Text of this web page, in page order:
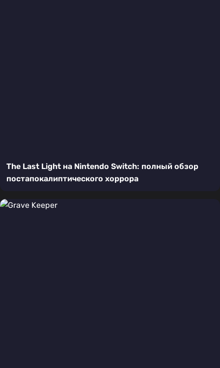
The Last Light на Nintendo Switch: полный обзор
постапокалиптического хоррора